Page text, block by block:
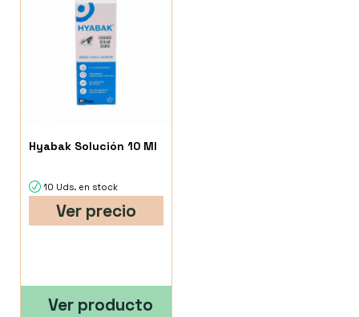
Hyabak Solución 10 Ml
10 Uds. en stock
Ver precio
Ver producto